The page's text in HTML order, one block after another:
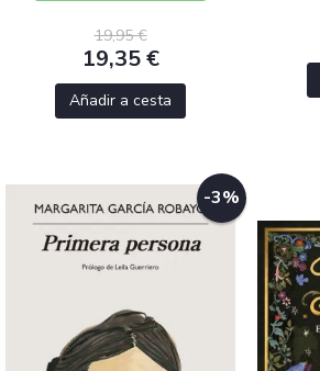
19,95 €
19,35 €
Añadir a cesta
-3%